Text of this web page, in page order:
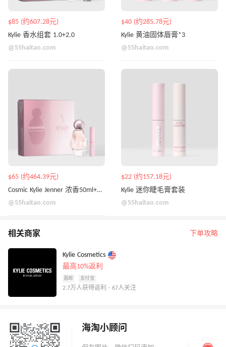
$85 (约607.28元)
Kylie 香水组套 1.0+2.0
@55haitao.com
$40 (约285.78元)
Kylie 黄油固体唇膏*3
@55haitao.com
$65 (约464.39元)
Cosmic Kylie Jenner 浓香50ml+睫毛膏
@55haitao.com
$22 (约157.18元)
Kylie 迷你睫毛膏套装
@55haitao.com
相关商家 下单攻略
Kylie Cosmetics
最高10%返利
直邮 支付宝
2.7万人获得返利 · 67人关注
海淘小顾问